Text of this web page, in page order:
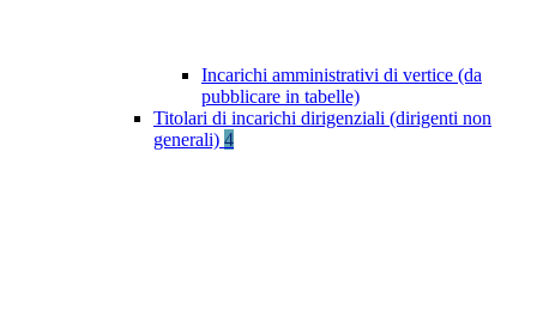
Incarichi amministrativi di vertice (da
pubblicare in tabelle)
Titolari di incarichi dirigenziali (dirigenti non
generali) 4